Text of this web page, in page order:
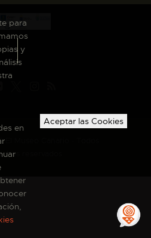
Museo Canario · Todos
reservados
para
y
en
Aceptar las Cookies